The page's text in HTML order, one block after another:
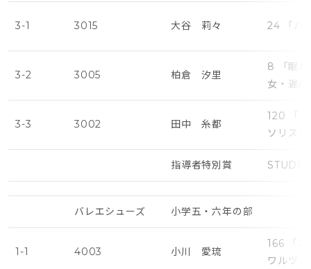
3-1 3015 大谷 莉々 24 「パ
3-2 3005 柏倉 汐里
8 「眠れ
女・遅め
3-3 3002 田中 糸都
120 「
ソリス
指導者特別賞
バレエシューズ 小学五・六年の部
1-1 4003 小川 愛琉
166 「コ
ワルツ